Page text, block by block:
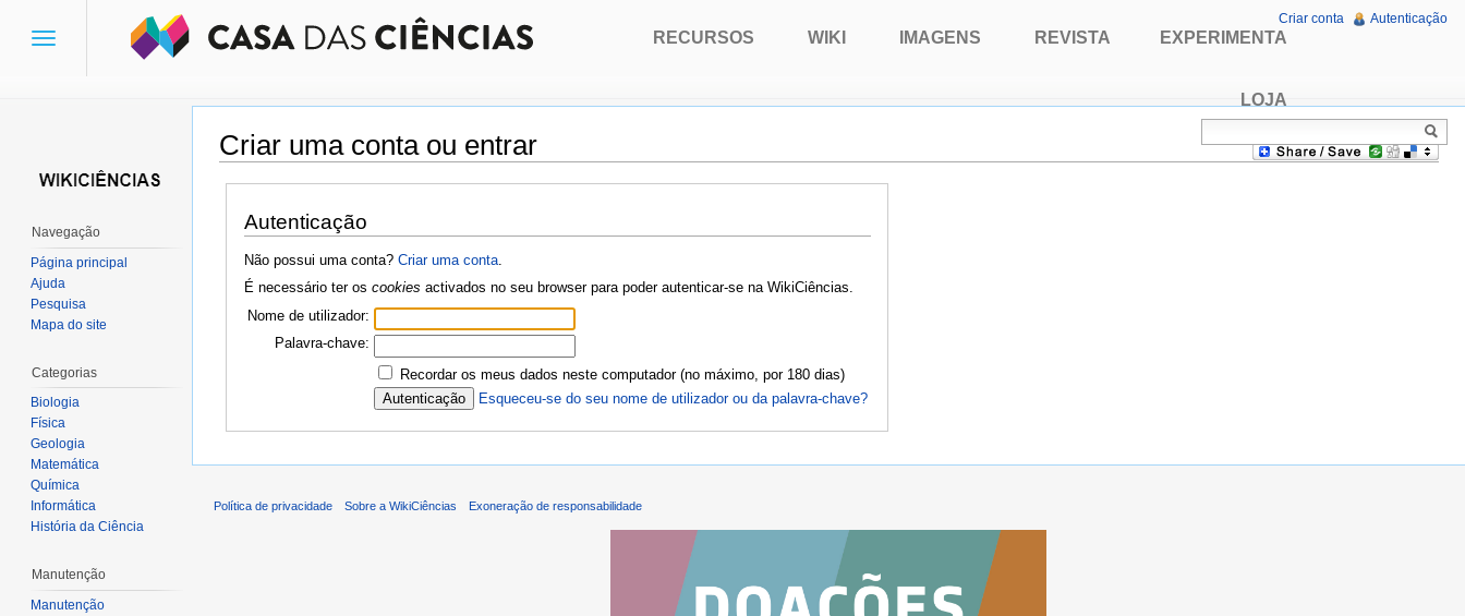
Criar uma conta ou entrar
Ir para:navegação,pesquisa
Autenticação
Não possui uma conta? Criar uma conta.
É necessário ter os cookies activados no seu browser para poder autenticar-se na WikiCiências.
Nome de utilizador:
Palavra-chave:
Recordar os meus dados neste computador (no máximo, por 180 dias)
Esqueceu-se do seu nome de utilizador ou da palavra-chave?
Toggle
RECURSOS WIKI IMAGENS REVISTA EXPERIMENTA
LOJA
Criar conta Autenticação
Navegação
Página principal
Ajuda
Pesquisa
Mapa do site
Categorias
Biologia
Física
Geologia
Matemática
Química
Informática
História da Ciência
Manutenção
Manutenção
Política de privacidade Sobre a WikiCiências Exoneração de responsabilidade